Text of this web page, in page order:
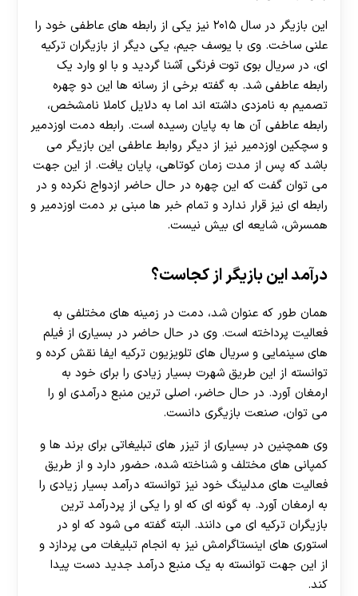
30 تا 50 درصد شارژ هدیه بیشتر فقط با ثبت نام در
این بازیگر در سال ۲۰۱۵ نیز یکی از رابطه های عاطفی خود را
علنی ساخت. وی با یوسف جیم، یکی دیگر از بازیگران ترکیه
ای، در سریال بوی توت فرنگی آشنا گردید و با او وارد یک
رابطه عاطفی شد. به گفته برخی از رسانه ها این دو چهره
تصمیم به نامزدی داشته اند اما به دلایل کاملا نامشخص،
رابطه عاطفی آن ها به پایان رسیده است. رابطه دمت اوزدمیر
و سچکین اوزدمیر نیز از دیگر روابط عاطفی این بازیگر می
باشد که پس از مدت زمان کوتاهی، پایان یافت. از این جهت
می توان گفت که این چهره در حال حاضر ازدواج نکرده و در
رابطه ای نیز قرار ندارد و تمام خبر ها مبنی بر دمت اوزدمیر و
همسرش، شایعه ای بیش نیست.
درآمد این بازیگر از کجاست؟
همان طور که عنوان شد، دمت در زمینه های مختلفی به
فعالیت پرداخته است. وی در حال حاضر در بسیاری از فیلم
های سینمایی و سریال های تلویزیون ترکیه ایفا نقش کرده و
توانسته از این طریق شهرت بسیار زیادی را برای خود به
ارمغان آورد. در حال حاضر، اصلی ترین منبع درآمدی او را
می توان، صنعت بازیگری دانست.
وی همچنین در بسیاری از تیزر های تبلیغاتی برای برند ها و
کمپانی های مختلف و شناخته شده، حضور دارد و از طریق
فعالیت های مدلینگ خود نیز توانسته درآمد بسیار زیادی را
به ارمغان آورد. به گونه ای که او را یکی از پردرآمد ترین
بازیگران ترکیه ای می دانند. البته گفته می شود که او در
استوری های اینستاگرامش نیز به انجام تبلیغات می پردازد و
از این جهت توانسته به یک منبع درآمد جدید دست پیدا
کند.